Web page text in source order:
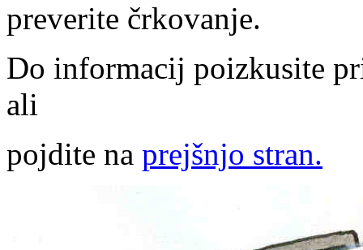
preverite črkovanje.
Do informacij poizkusite
ali
pojdite na prejšnjo stran.